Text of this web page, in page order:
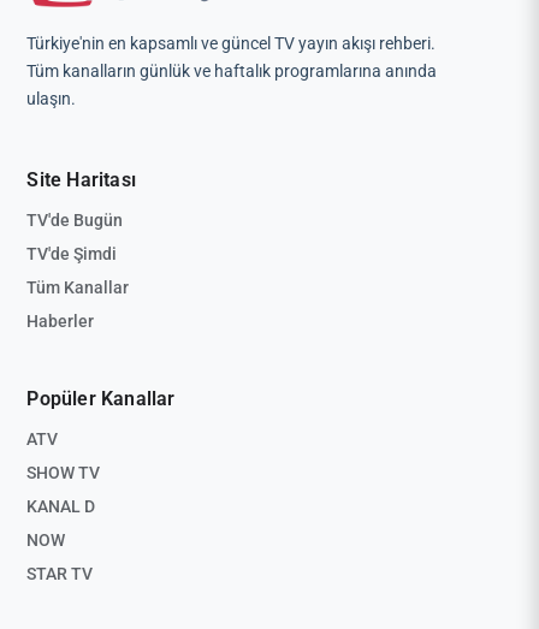
Türkiye'nin en kapsamlı ve güncel TV yayın akışı rehberi.
Tüm kanalların günlük ve haftalık programlarına anında
ulaşın.
Site Haritası
TV'de Bugün
TV'de Şimdi
Tüm Kanallar
Haberler
Popüler Kanallar
ATV
SHOW TV
KANAL D
NOW
STAR TV